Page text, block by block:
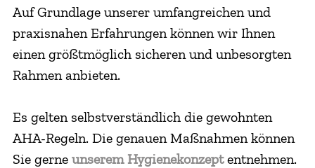
Auf Grundlage unserer umfangreichen und
praxisnahen Erfahrungen können wir Ihnen
einen größtmöglich sicheren und unbesorgten
Rahmen anbieten.
Es gelten selbstverständlich die gewohnten
AHA-Regeln. Die genauen Maßnahmen können
Sie gerne unserem Hygienekonzeptentnehmen.